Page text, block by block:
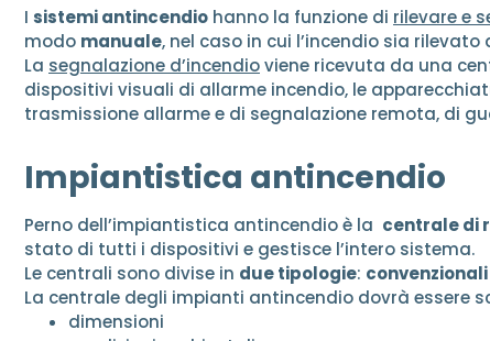
I sistemi antincendio hanno la funzione di rilevare e
modo manuale, nel caso in cui l’incendio sia rilevato
La segnalazione d’incendioviene ricevuta da una
dispositivi visuali di allarme incendio, le
trasmissione allarme e di segnalazione remota, di
Impiantistica antincendio
Perno dell’impiantistica antincendio è la centrale di
stato di tutti i dispositivi e gestisce l’intero sistema.
Le centrali sono divise in due tipologie:
La centrale degli impianti antincendio dovrà essere
dimensioni